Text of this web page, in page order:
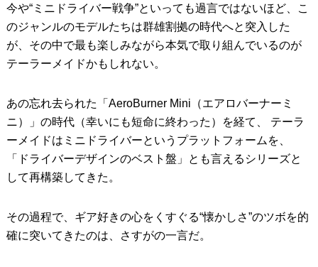
今や“ミニドライバー戦争”といっても過言ではないほど、こ
のジャンルのモデルたちは群雄割拠の時代へと突入した
が、その中で最も楽しみながら本気で取り組んでいるのが
テーラーメイドかもしれない。
あの忘れ去られた「AeroBurner Mini（エアロバーナーミ
ニ）」の時代（幸いにも短命に終わった）を経て、 テーラ
ーメイドはミニドライバーというプラットフォームを、
「ドライバーデザインのベスト盤」とも言えるシリーズと
して再構築してきた。
その過程で、ギア好きの心をくすぐる“懐かしさ”のツボを的
確に突いてきたのは、さすがの一言だ。
WEDGES ウェッジ
PUTTERS パター
OTHER その他
Editor’s Picks 編集部のおすすめ
Our Team 私たちのチーム
Our Mission 私たちの使命